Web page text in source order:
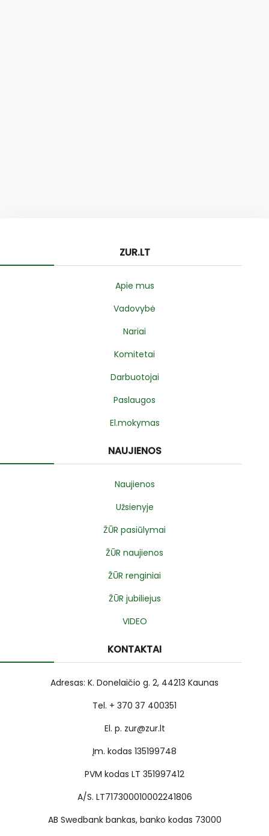
ZUR.LT
Apie mus
Vadovybė
Nariai
Komitetai
Darbuotojai
Paslaugos
El.mokymas
NAUJIENOS
Naujienos
Užsienyje
ŽŪR pasiūlymai
ŽŪR naujienos
ŽŪR renginiai
ŽŪR jubiliejus
VIDEO
KONTAKTAI
Adresas: K. Donelaičio g. 2, 44213 Kaunas
Tel. + 370 37 400351
El. p. zur@zur.lt
Įm. kodas 135199748
PVM kodas LT 351997412
A/S. LT717300010002241806
AB Swedbank bankas, banko kodas 73000